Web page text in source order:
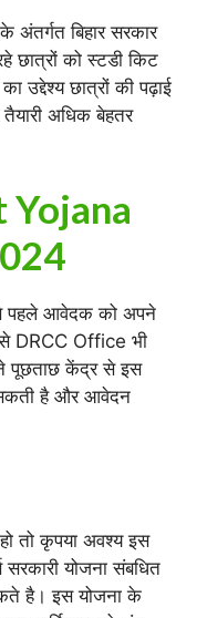
बिहार सरकार
रहे छात्रों को स्टडी किट
उद्देश्य छात्रों की पढ़ाई
तैयारी अधिक बेहतर
पहले आवेदक को अपने
DRCC Office भी
पूछताछ केंद्र से इस
सकती है और आवेदन
तो कृपया अवश्य इस
सरकारी योजना संबधित
है। इस योजना के